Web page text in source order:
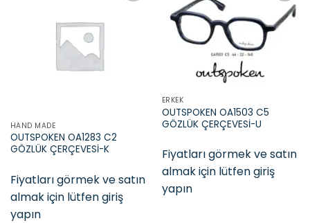
HAND MADE
OUTSPOKEN OA1283 C2
GÖZLÜK ÇERÇEVESİ-K
Fiyatları görmek ve satın
almak için lütfen giriş
yapın
Add to
wishlist
ERKEK
OUTSPOKEN OA1503 C5
GÖZLÜK ÇERÇEVESİ-U
Fiyatları görmek ve satın
almak için lütfen giriş
yapın